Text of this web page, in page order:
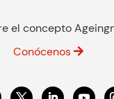
el concepto
Conócenos